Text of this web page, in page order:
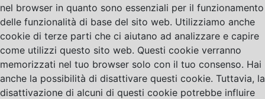
nel browser in quanto sono essenziali per il funzionamento
delle funzionalità di base del sito web. Utilizziamo anche
cookie di terze parti che ci aiutano ad analizzare e capire
come utilizzi questo sito web. Questi cookie verranno
memorizzati nel tuo browser solo con il tuo consenso. Hai
anche la possibilità di disattivare questi cookie. Tuttavia, la
disattivazione di alcuni di questi cookie potrebbe influire